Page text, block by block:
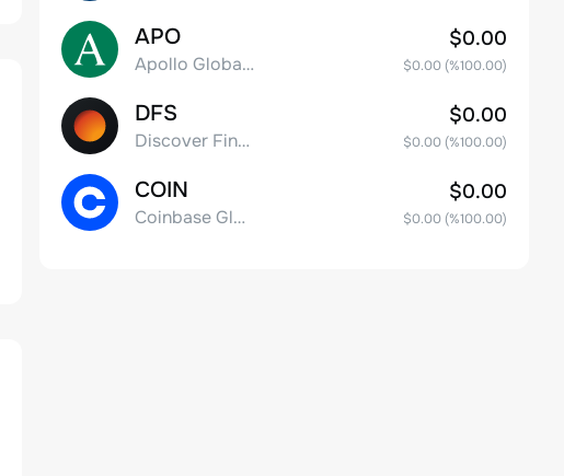
APO
Apollo Global Management, Inc.
$0.00
$0.00(%100.00)
DFS
Discover Financial Services
$0.00
$0.00(%100.00)
COIN
Coinbase Global, Inc. Class A Common Stock
$0.00
$0.00(%100.00)